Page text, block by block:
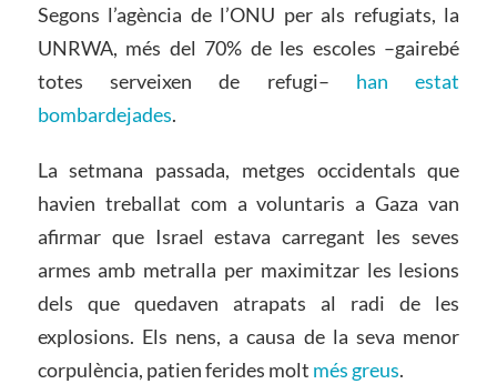
Segons l’agència de l’ONU per als refugiats, la
UNRWA, més del 70% de les escoles –gairebé
totes serveixen de refugi– han estat
bombardejades.
La setmana passada, metges occidentals que
havien treballat com a voluntaris a Gaza van
afirmar que Israel estava carregant les seves
armes amb metralla per maximitzar les lesions
dels que quedaven atrapats al radi de les
explosions. Els nens, a causa de la seva menor
corpulència, patien ferides molt més greus.